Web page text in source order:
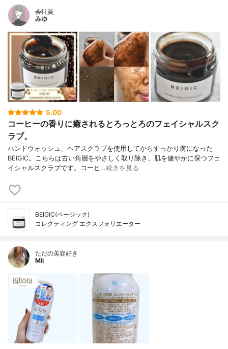
会社員
みゆ
5.00
コーヒーの香りに癒されるとろっとろのフェイシャルスク
ラブ。
ハンドウォッシュ、ヘアスクラブを使用してからすっかり虜になった
BEIGIC。こちらは古い角層をやさしく取り除き、肌を健やかに保つフェ
イシャルスクラブです。コーヒ…続きを見る
BEIGIC(ベージック)
コレクティング エクスフォリエーター
ただの美容好き
Mii